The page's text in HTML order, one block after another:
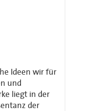
Ideen wir für
und
liegt in der
der